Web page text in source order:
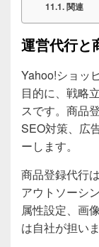
関連
運営代行と
Yahoo!ショッ
目的に、戦略
スです。商品
SEO対策、広
ーします。
商品登録代行
アウトソーシ
属性設定、画
は自社が担いま